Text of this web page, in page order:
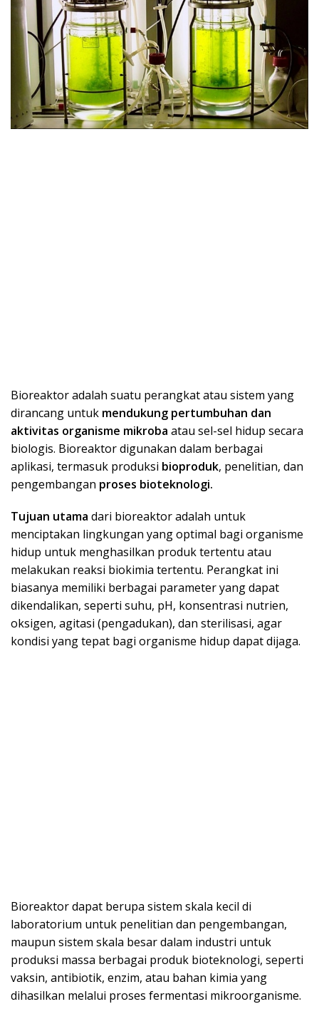
Bioreaktor adalah suatu perangkat atau sistem yang
dirancang untuk mendukung pertumbuhan dan
aktivitas organisme mikroba atau sel-sel hidup secara
biologis. Bioreaktor digunakan dalam berbagai
aplikasi, termasuk produksi bioproduk, penelitian, dan
pengembangan proses bioteknologi.
Tujuan utama dari bioreaktor adalah untuk
menciptakan lingkungan yang optimal bagi organisme
hidup untuk menghasilkan produk tertentu atau
melakukan reaksi biokimia tertentu. Perangkat ini
biasanya memiliki berbagai parameter yang dapat
dikendalikan, seperti suhu, pH, konsentrasi nutrien,
oksigen, agitasi (pengadukan), dan sterilisasi, agar
kondisi yang tepat bagi organisme hidup dapat dijaga.
Bioreaktor dapat berupa sistem skala kecil di
laboratorium untuk penelitian dan pengembangan,
maupun sistem skala besar dalam industri untuk
produksi massa berbagai produk bioteknologi, seperti
vaksin, antibiotik, enzim, atau bahan kimia yang
dihasilkan melalui proses fermentasi mikroorganisme.